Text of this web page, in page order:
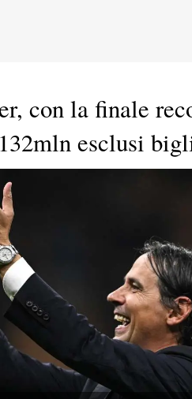
con la finale
esclusi